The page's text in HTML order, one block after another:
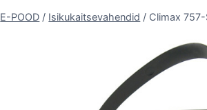
E-POOD / Isikukaitsevahendid / Climax